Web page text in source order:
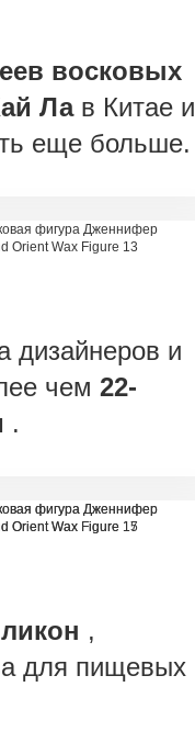
восковых
Лав Китае и
еще больше.
дизайнеров и
чем 22-
.
,
для пищевых